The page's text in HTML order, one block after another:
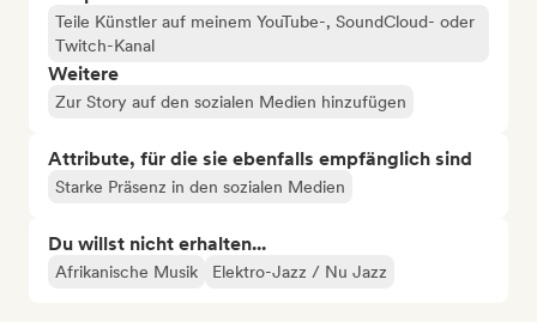
Teile Künstler auf meinem YouTube-, SoundCloud- oder
Twitch-Kanal
Weitere
Zur Story auf den sozialen Medien hinzufügen
Attribute, für die sie ebenfalls empfänglich sind
Starke Präsenz in den sozialen Medien
Du willst nicht erhalten...
Afrikanische Musik Elektro-Jazz / Nu Jazz